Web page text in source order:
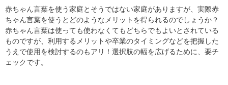
赤ちゃん言葉を使う家庭とそうではない家庭がありますが、実際赤
ちゃん言葉を使うとどのようなメリットを得られるのでしょうか？
赤ちゃん言葉は使っても使わなくてもどちらでもよいとされている
ものですが、利用するメリットや卒業のタイミングなどを把握した
うえで使用を検討するのもアリ！選択肢の幅を広げるために、要チ
ェックです。